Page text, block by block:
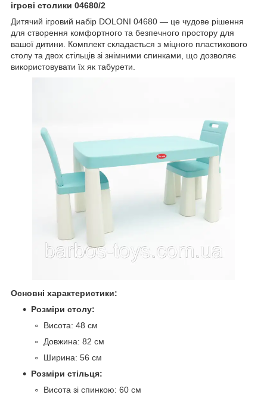
ігрові столики 04680/2
Дитячий ігровий набір DOLONI 04680 — це чудове рішення
для створення комфортного та безпечного простору для
вашої дитини. Комплект складається з міцного пластикового
столу та двох стільців зі знімними спинками, що дозволяє
використовувати їх як табурети.
Основні характеристики:
Розміри столу:
Висота: 48 см
Довжина: 82 см
Ширина: 56 см
Розміри стільця:
Висота зі спинкою: 60 см